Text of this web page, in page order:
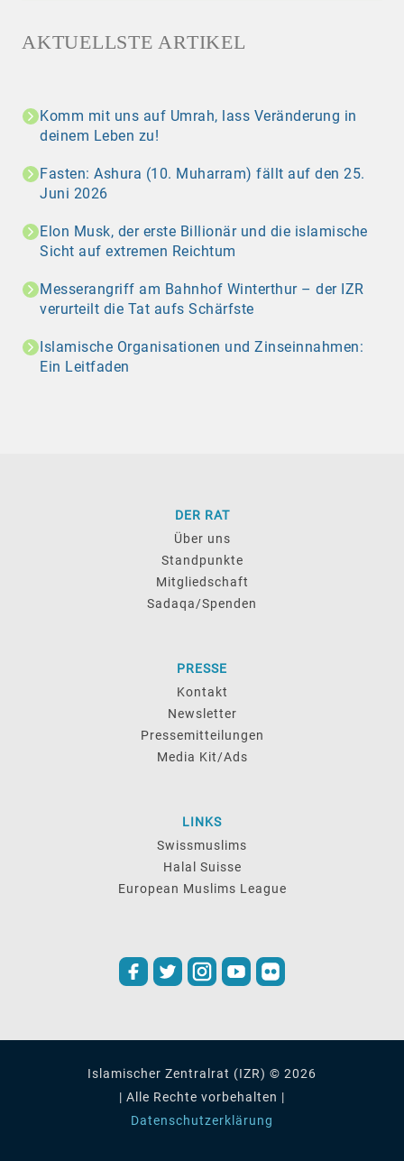
AKTUELLSTE ARTIKEL
Komm mit uns auf Umrah, lass Veränderung in
deinem Leben zu!
Fasten: Ashura (10. Muharram) fällt auf den 25.
Juni 2026
Elon Musk, der erste Billionär und die islamische
Sicht auf extremen Reichtum
Messerangriff am Bahnhof Winterthur – der IZR
verurteilt die Tat aufs Schärfste
Islamische Organisationen und Zinseinnahmen:
Ein Leitfaden
DER RAT
Über uns
Standpunkte
Mitgliedschaft
Sadaqa/Spenden
PRESSE
Kontakt
Newsletter
Pressemitteilungen
Media Kit/Ads
LINKS
Swissmuslims
Halal Suisse
European Muslims League
Islamischer Zentralrat (IZR) © 2026
| Alle Rechte vorbehalten |
Datenschutzerklärung